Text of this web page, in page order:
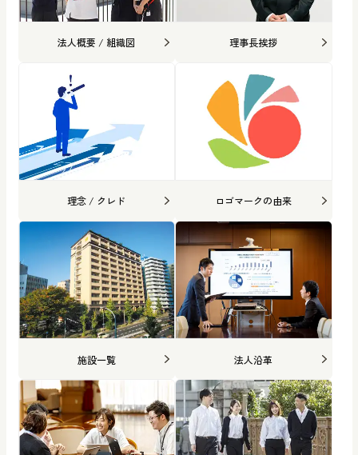
法人概要 / 組織図 理事長挨拶
理念 / クレド ロゴマークの由来
施設一覧 法人沿革